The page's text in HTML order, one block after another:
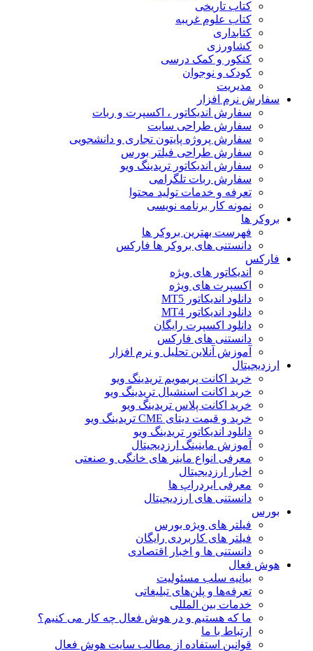
کتاب تاریخی
کتاب علوم غریبه
کتابداری
کشاورزی
کنکور و کمک‌ درسی
کودک و نوجوان
مدیریت
سفارش نرم افزار
سفارش اندیکاتور ، اکسپرت و ربات
سفارش طراحی سایت
سفارش پروژه پایتون تجاری و دانشجویی
سفارش طراحی فیلتر بورس
سفارش اندیکاتور تریدینگ ویو
سفارش ربات تلگرامی
تعرفه و خدمات تولید محتوا
نمونه کار برنامه نویسی
بروکر ها
فهرست بهترین بروکر ها
دانستنی های بروکر ها فارکس
فارکس
اندیکاتور های ویژه
اکسپرت های ویژه
دانلود اندیکاتور MT5
دانلود اندیکاتور MT4
دانلود اکسپرت رایگان
دانستنی های فارکس
آموزش آنلاین تحلیل و نرم افزار
ارزدیجیتال
خرید اکانت پریمویم تریدینگ ویو
خرید اکانت اسنشیال تریدینگ ویو
خرید اکانت پلاس تریدینگ ویو
خرید و قیمت دیتای CME تریدینگ ویو
دانلود اندیکاتور تریدینگ ویو
آموزش ماینینگ ارزدیجیتال
معرفی انواع ماینر های خانگی و صنعتی
اخبار ارزدیجیتال
معرفی ایردراپ ها
دانستنی های ارزدیجیتال
بورس
فیلتر های ویژه بورس
فیلتر های کاربردی رایگان
دانستنی ها و اخبار اقتصادی
هوش فعال
بیانیه سلب مسئولیت
تعرفه‌ها و پلن‌های تبلیغاتی
خدمات بین المللی
ما که هستیم و در هوش فعال چه کار می کنیم؟
ارتباط با ما
قوانین استفاده از مطالب سایت هوش فعال